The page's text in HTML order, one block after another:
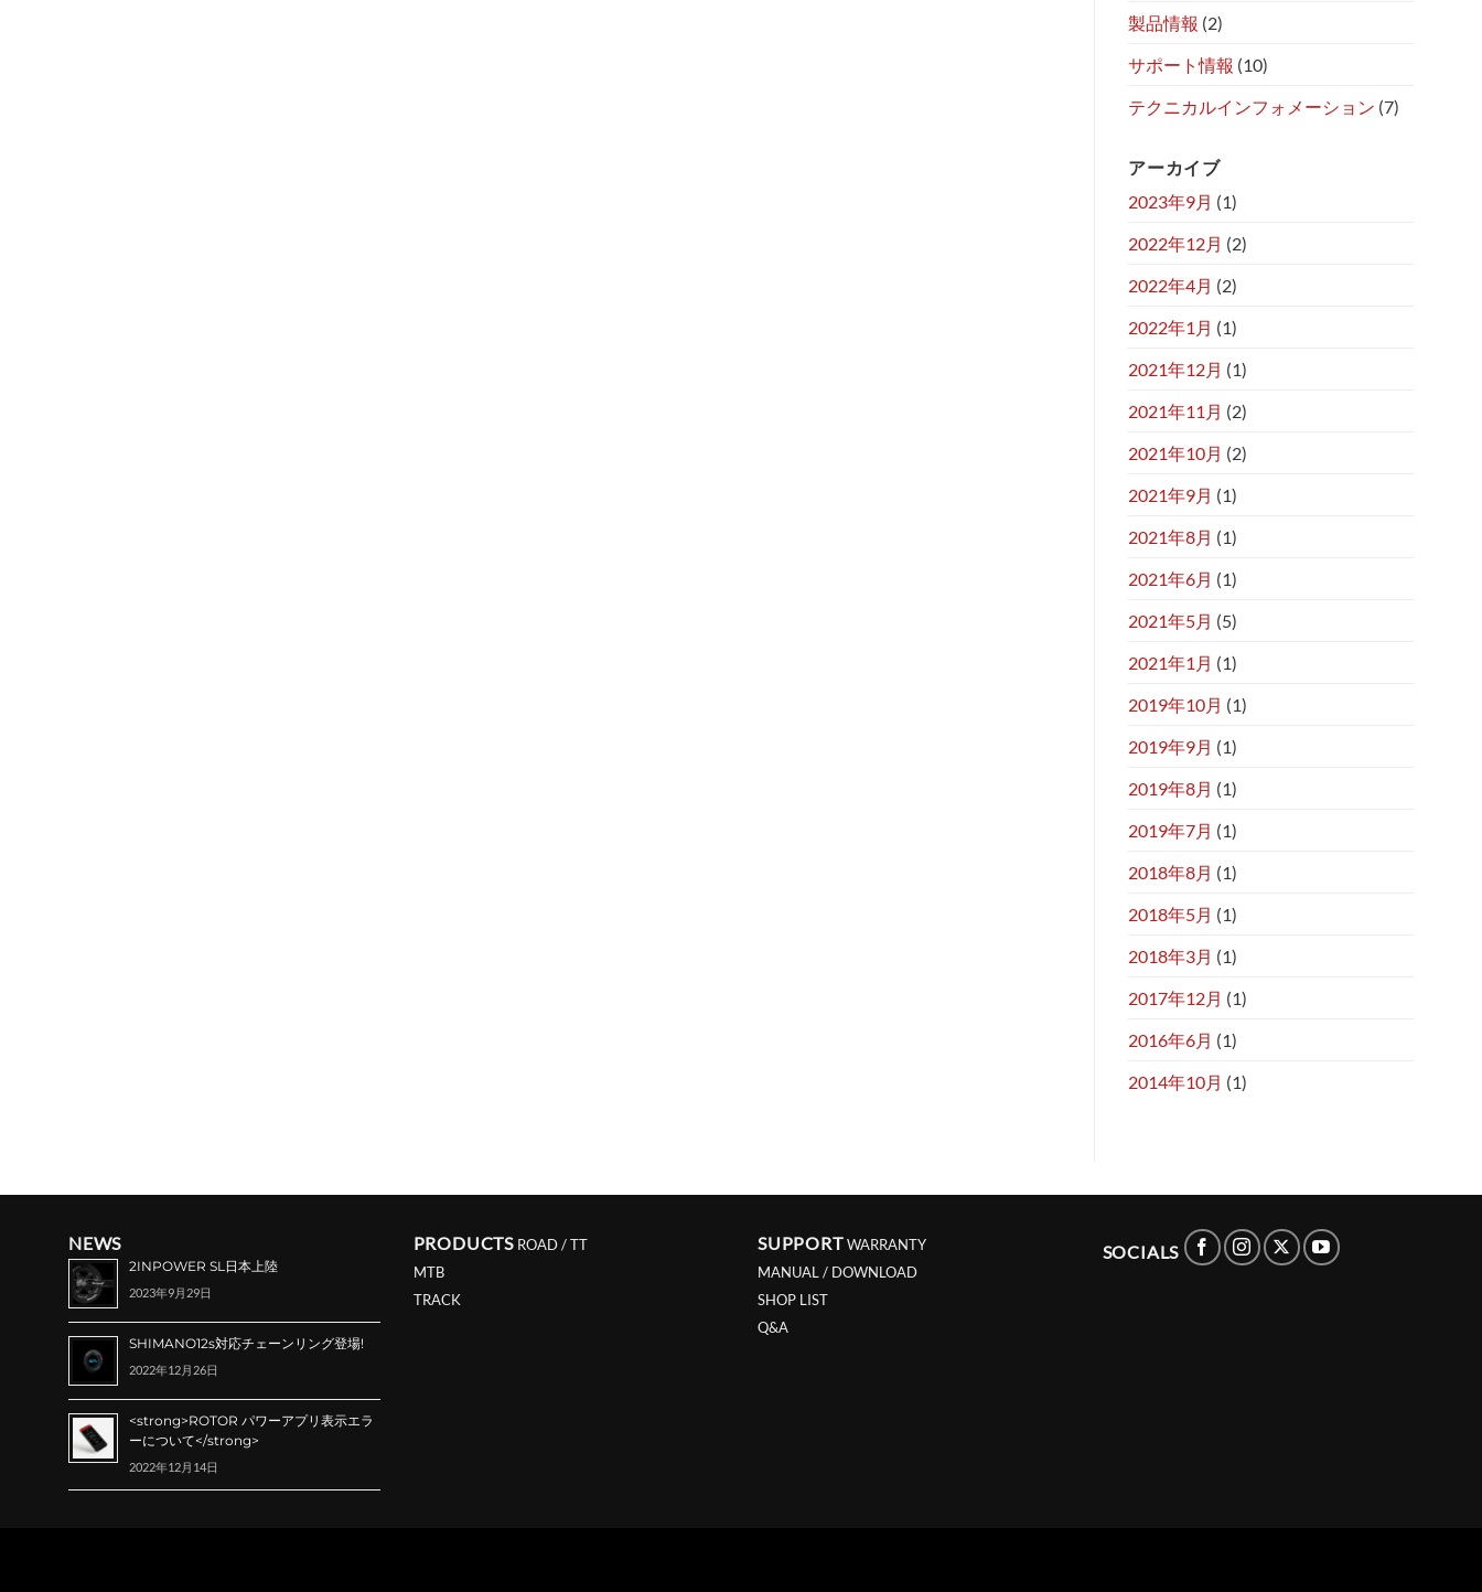
製品情報 (2)
サポート情報 (10)
テクニカルインフォメーション (7)
アーカイブ
2023年9月 (1)
2022年12月 (2)
2022年4月 (2)
2022年1月 (1)
2021年12月 (1)
2021年11月 (2)
2021年10月 (2)
2021年9月 (1)
2021年8月 (1)
2021年6月 (1)
2021年5月 (5)
2021年1月 (1)
2019年10月 (1)
2019年9月 (1)
2019年8月 (1)
2019年7月 (1)
2018年8月 (1)
2018年5月 (1)
2018年3月 (1)
2017年12月 (1)
2016年6月 (1)
2014年10月 (1)
NEWS
2INPOWER SL日本上陸
2023年9月29日
SHIMANO12s対応チェーンリング登場!
2022年12月26日
<strong>ROTOR パワーアプリ表示エラ
ーについて</strong>
2022年12月14日
PRODUCTS ROAD / TT
MTB
TRACK
SUPPORT WARRANTY
MANUAL / DOWNLOAD
SHOP LIST
Q&A
SOCIALS